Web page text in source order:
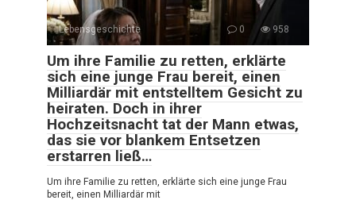
Lebensgeschichte 0 958
Um ihre Familie zu retten, erklärte
sich eine junge Frau bereit, einen
Milliardär mit entstelltem Gesicht zu
heiraten. Doch in ihrer
Hochzeitsnacht tat der Mann etwas,
das sie vor blankem Entsetzen
erstarren ließ…
Um ihre Familie zu retten, erklärte sich eine junge Frau
bereit, einen Milliardär mit